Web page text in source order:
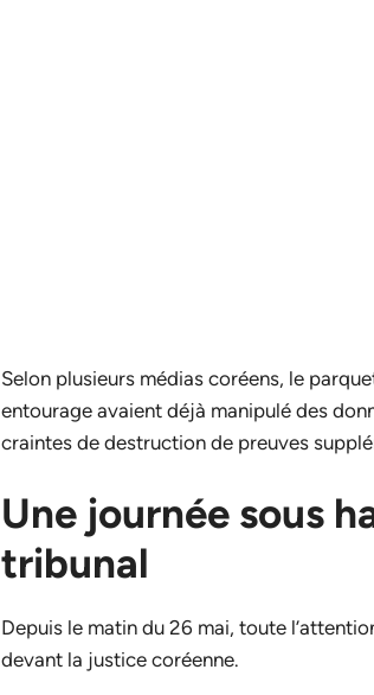
Selon plusieurs médias coréens, le
entourage avaient déjà manipulé des
craintes de destruction de preuves
Une journée sous
tribunal
Depuis le matin du 26 mai, toute
devant la justice coréenne.